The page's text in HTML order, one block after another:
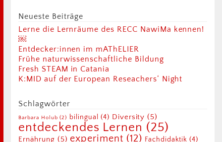
Neueste Beiträge
Lerne die Lernräume des RECC NawiMa kennen!
￼
Entdecker:innen im mAThELIER
Frühe naturwissenschaftliche Bildung
Fresh STEAM in Catania
K:MID auf der European Reseachers‘ Night
Schlagwörter
Barbara Holub (2) bilingual (4) Diversity (5)
entdeckendes Lernen (25)
Ernährung (5) experiment (12) Fachdidaktik (4)